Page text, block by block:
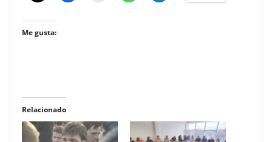
Me gusta:
Relacionado